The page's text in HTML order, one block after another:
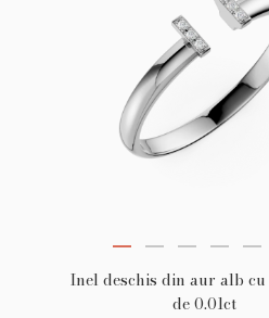
Inel deschis din aur alb
de 0.01ct